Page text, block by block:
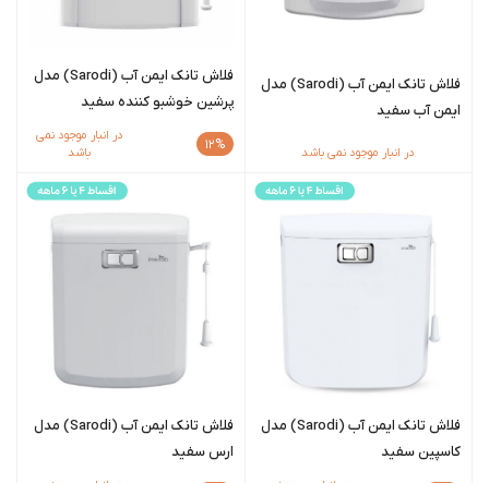
فلاش تانک ایمن آب (Sarodi) مدل
ایمن آب سفید
در انبار موجود نمی باشد
فلاش تانک ایمن آب (Sarodi) مدل
پرشین خوشبو کننده سفید
12%
در انبار موجود نمی
باشد
فلاش تانک ایمن آب (Sarodi) مدل
کاسپین سفید
فلاش تانک ایمن آب (Sarodi) مدل
ارس سفید